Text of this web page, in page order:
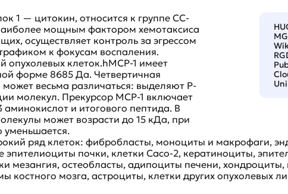
1 — цитокин, относится к группе CC-
мощным фактором хемотаксиса
осуществляет контроль за эгрессом
к фокусам воспаления.
опухолевых клеток.hMCP-1 имеет
форме 8685 Да. Четвертичная
весьма различаться: выделяют P-
молекул. Прекурсор MCP-1 включает
аминокислот и итогового пептида. В
может возрасти до 15 кДа, при
уменьшается.
ряд клеток: фибробласты, моноциты и макрофаги,
почки, клетки Caco-2, кератиноциты,
мезангия, остеобласты, адипоциты печени,
костного мозга, астроциты, клетки других опухолевых